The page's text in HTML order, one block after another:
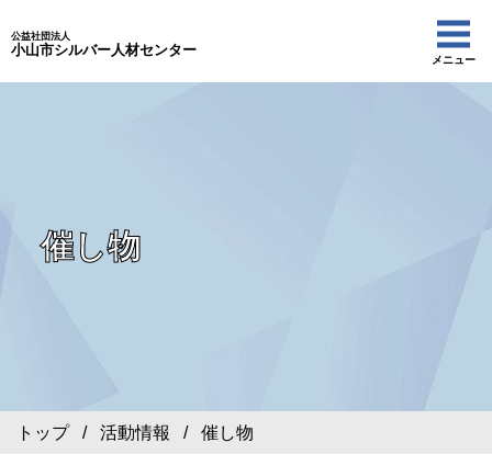
公益社団法人
小山市シルバー人材センター
メニュー
催し物
トップ/ 活動情報 / 催し物